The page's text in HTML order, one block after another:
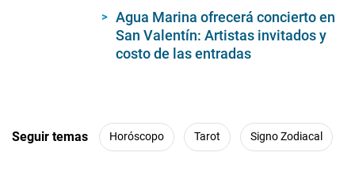
Agua Marina ofrecerá concierto en
San Valentín: Artistas invitados y
costo de las entradas
Seguir temas Horóscopo Tarot Signo Zodiacal